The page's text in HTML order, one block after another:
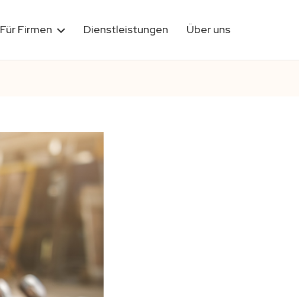
Für Firmen Dienstleistungen Über uns